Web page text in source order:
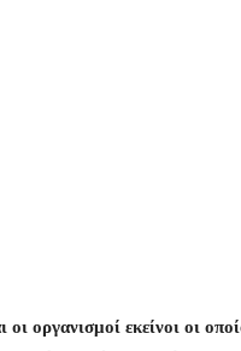
οργανισμοί εκείνοι οι